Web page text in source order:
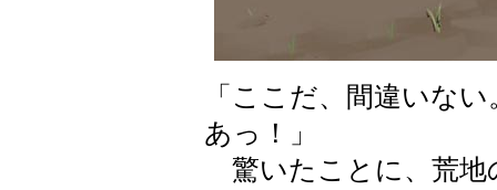
「ここだ、間違いな
あっ！」
驚いたことに、荒地